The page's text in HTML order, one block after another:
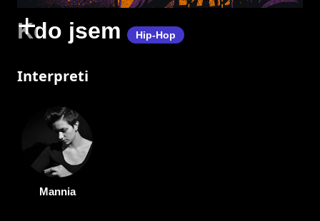
+
Kdo jsem Hip-Hop
Interpreti
Mannia